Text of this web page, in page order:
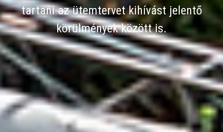
tartani az ütemtervet kihívást jelentő
körülmények között is.